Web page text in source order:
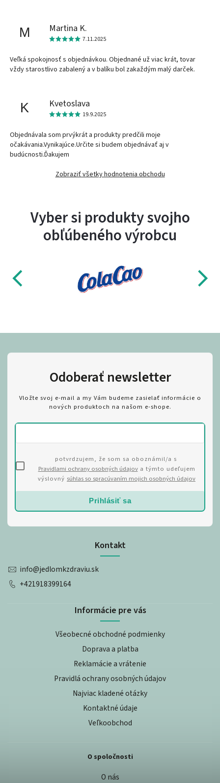
M Martina K.
7.11.2025
Veľká spokojnosť s objednávkou. Objednané už viac krát, tovar
vždy starostlivo zabalený a v balíku bol zakaždým malý darček.
K Kvetoslava
19.9.2025
Objednávala som prvýkrát a produkty predčili moje
očakávania.Vynikajúce.Určite si budem objednávať aj v
budúcnosti.Ďakujem
Zobraziť všetky hodnotenia obchodu
Vyber si produkty svojho
obľúbeného výrobcu
Kontakt
info@jedlomkzdraviu.sk
+421918399164
Informácie pre vás
Všeobecné obchodné podmienky
Doprava a platba
Reklamácie a vrátenie
Pravidlá ochrany osobných údajov
Najviac kladené otázky
Kontaktné údaje
Veľkoobchod
O spoločnosti
O nás
Odoberať newsletter
Vložte svoj e-mail a my Vám budeme zasielať informácie o
nových produktoch na našom e-shope.
potvrdzujem, že som sa oboznámil/a s
Pravidlami ochrany osobných údajova týmto udeľujem
výslovný súhlas so spracúvaním mojich osobných údajov
Prihlásiť sa